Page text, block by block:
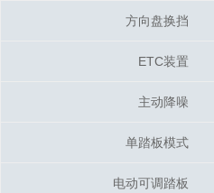
方向盘换挡
ETC装置
主动降噪
单踏板模式
电动可调踏板
方向盘换挡
ETC装置
主动降噪
单踏板模式
电动可调踏板